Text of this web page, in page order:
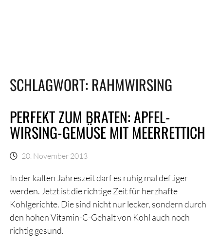
SCHLAGWORT: RAHMWIRSING
PERFEKT ZUM BRATEN: APFEL-
WIRSING-GEMÜSE MIT MEERRETTICH
20. November 2013
In der kalten Jahreszeit darf es ruhig mal deftiger
werden. Jetzt ist die richtige Zeit für herzhafte
Kohlgerichte. Die sind nicht nur lecker, sondern durch
den hohen Vitamin-C-Gehalt von Kohl auch noch
richtig gesund.